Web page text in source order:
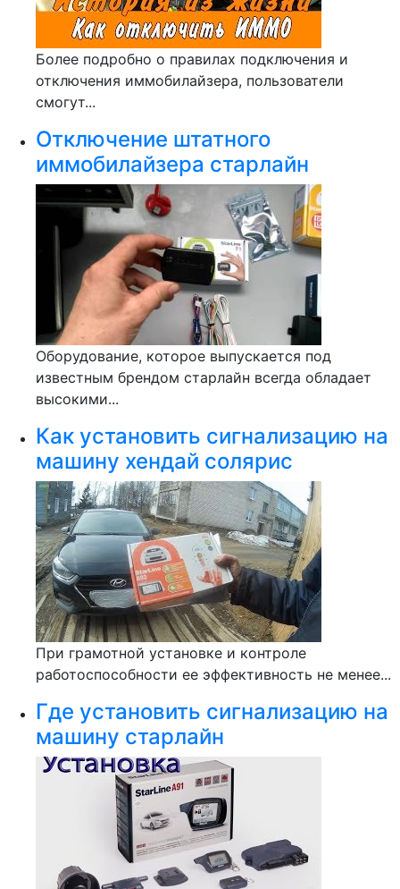
Более подробно о правилах подключения и
отключения иммобилайзера, пользователи
смогут...
Отключение штатного
иммобилайзера старлайн
Оборудование, которое выпускается под
известным брендом старлайн всегда обладает
высокими...
Как установить сигнализацию на
машину хендай солярис
При грамотной установке и контроле
работоспособности ее эффективность не менее...
Где установить сигнализацию на
машину старлайн